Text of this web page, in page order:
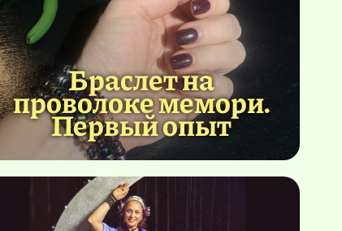
Браслет на
проволоке мемори.
Первый опыт